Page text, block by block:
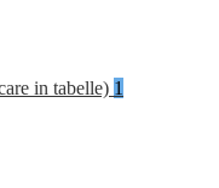
in tabelle) 1